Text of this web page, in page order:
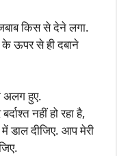
किस से देने लगा.
ऊपर से ही दबाने
अलग हुए.
नहीं हो रहा है,
डाल दीजिए. आप मेरी